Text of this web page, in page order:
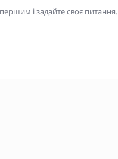
і задайте своє питання.